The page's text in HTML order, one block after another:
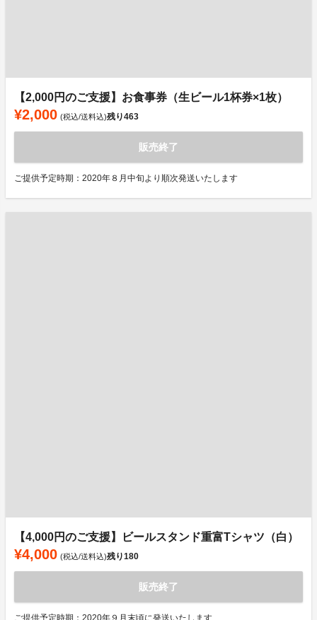
【2,000円のご支援】お食事券（生ビール1杯券×1枚）
¥2,000 (税込/送料込)残り463
販売終了
ご提供予定時期：2020年８月中旬より順次発送いたします
【4,000円のご支援】ビールスタンド重富Tシャツ（白）
¥4,000 (税込/送料込)残り180
販売終了